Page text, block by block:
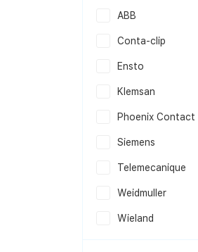
ABB
Conta-clip
Ensto
Klemsan
Phoenix Contact
Siemens
Telemecanique
Weidmuller
Wieland